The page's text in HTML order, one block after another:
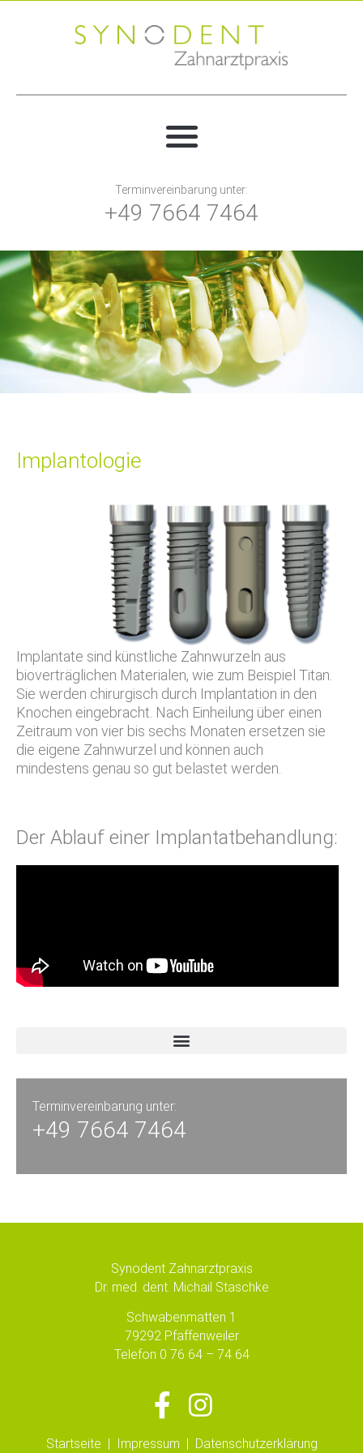
Terminvereinbarung unter:
+49 7664 7464
Terminvereinbarung unter:
+49 7664 7464
Implantologie
Implantate sind künstliche Zahnwurzeln aus
bioverträglichen Materialen, wie zum Beispiel Titan.
Sie werden chirurgisch durch Implantation in den
Knochen eingebracht. Nach Einheilung über einen
Zeitraum von vier bis sechs Monaten ersetzen sie
die eigene Zahnwurzel und können auch
mindestens genau so gut belastet werden.
Der Ablauf einer Implantatbehandlung:
Synodent Zahnarztpraxis
Dr. med. dent. Michail Staschke
Schwabenmatten 1
79292 Pfaffenweiler
Telefon 0 76 64 – 74 64
Startseite | Impressum | Datenschutzerklärung